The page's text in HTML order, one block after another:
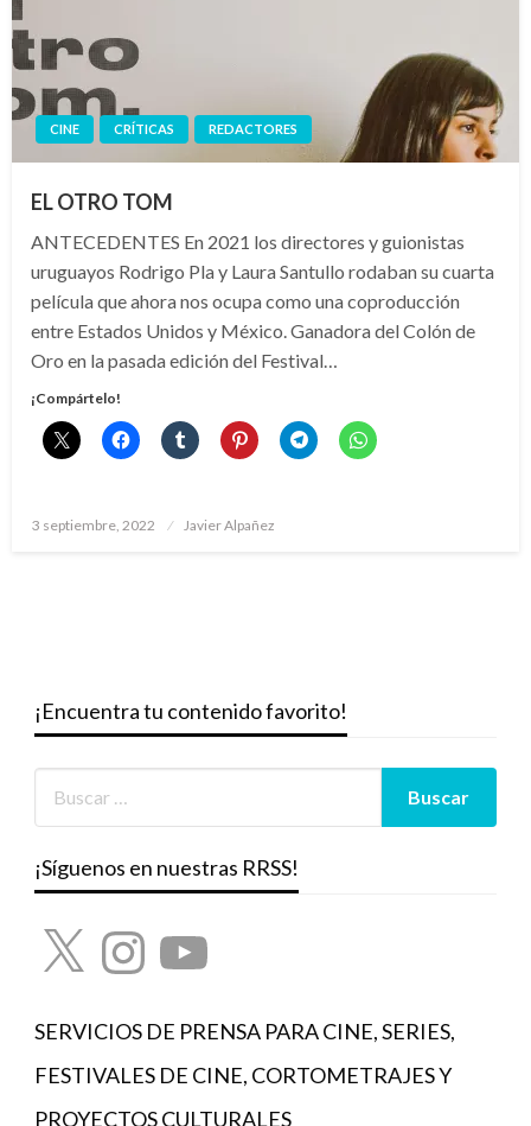
CINE CRÍTICAS REDACTORES
EL OTRO TOM
ANTECEDENTES En 2021 los directores y guionistas
uruguayos Rodrigo Pla y Laura Santullo rodaban su cuarta
película que ahora nos ocupa como una coproducción
entre Estados Unidos y México. Ganadora del Colón de
Oro en la pasada edición del Festival…
¡Compártelo!
Publicado
3 septiembre, 2022 Javier Alpañez
¡Encuentra tu contenido favorito!
¡Síguenos en nuestras RRSS!
X InstagramYouTube
SERVICIOS DE PRENSA PARA CINE, SERIES,
FESTIVALES DE CINE, CORTOMETRAJES Y
PROYECTOS CULTURALES